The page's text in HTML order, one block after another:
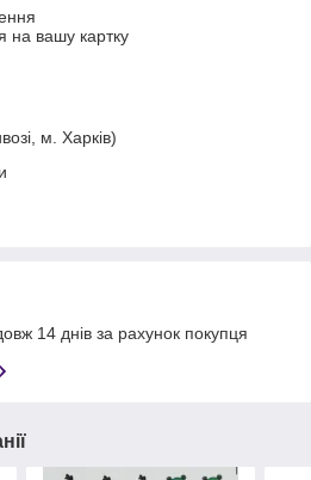
на вашу картку
м. Харків)
14 днів за рахунок покупця